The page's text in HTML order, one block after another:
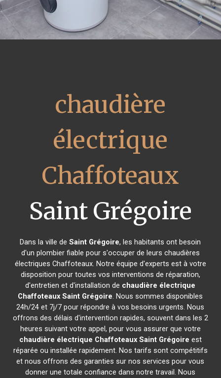
chaudière
électrique
Chaffoteaux
Saint Grégoire
Dans la ville deSaint Grégoire, les habitants ont besoin
d'un plombier fiable pour s'occuper de leurs chaudières
électriques Chaffoteaux. Notre équipe d'experts est à votre
disposition pour toutes vos interventions de réparation,
d'entretien et d'installation de chaudière électrique
Chaffoteaux Saint Grégoire. Nous sommes disponibles
24h/24 et 7j/7 pour répondre à vos besoins urgents. Nous
offrons des délais d'intervention rapides, souvent dans les 2
heures suivant votre appel, pour vous assurer que votre
chaudière électrique Chaffoteaux Saint Grégoire est
réparée ou installée rapidement. Nos tarifs sont compétitifs
et nous offrons des garanties sur nos services pour vous
donner une totale confiance dans notre travail. Nous